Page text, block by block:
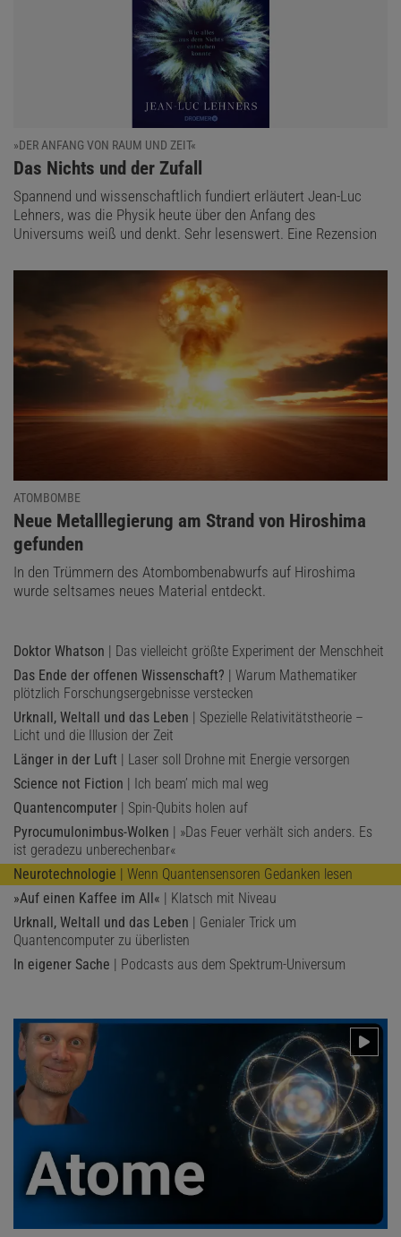
»DER ANFANG VON RAUM UND ZEIT«
:
Das Nichts und der Zufall
Spannend und wissenschaftlich fundiert erläutert Jean-Luc
Lehners, was die Physik heute über den Anfang des
Universums weiß und denkt. Sehr lesenswert. Eine Rezension
ATOMBOMBE
:
Neue Metalllegierung am Strand von Hiroshima
gefunden
In den Trümmern des Atombombenabwurfs auf Hiroshima
wurde seltsames neues Material entdeckt.
Doktor Whatson | Das vielleicht größte Experiment der Menschheit
Das Ende der offenen Wissenschaft? | Warum Mathematiker
plötzlich Forschungsergebnisse verstecken
Urknall, Weltall und das Leben | Spezielle Relativitätstheorie –
Licht und die Illusion der Zeit
Länger in der Luft | Laser soll Drohne mit Energie versorgen
Science not Fiction | Ich beam’ mich mal weg
Quantencomputer | Spin-Qubits holen auf
Pyrocumulonimbus-Wolken | »Das Feuer verhält sich anders. Es
ist geradezu unberechenbar«
Neurotechnologie | Wenn Quantensensoren Gedanken lesen
»Auf einen Kaffee im All« | Klatsch mit Niveau
Urknall, Weltall und das Leben | Genialer Trick um
Quantencomputer zu überlisten
In eigener Sache | Podcasts aus dem Spektrum-Universum